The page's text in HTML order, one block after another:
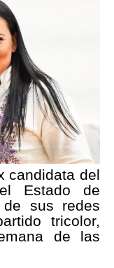
candidata del
Estado de
sus redes
tricolor,
de las